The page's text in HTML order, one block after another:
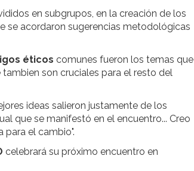
en subgrupos, en la creación de los
se acordaron sugerencias metodológicas
éticos comunes fueron los temas que
son cruciales para el resto del
ideas salieron justamente de los
que se manifestó en el encuentro... Creo
el cambio".
celebrará su próximo encuentro en